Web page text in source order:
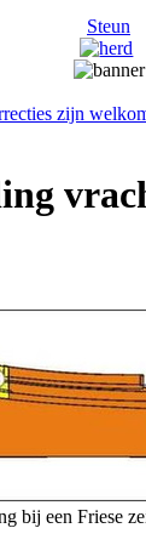
Steun
zijn
bij een Friese